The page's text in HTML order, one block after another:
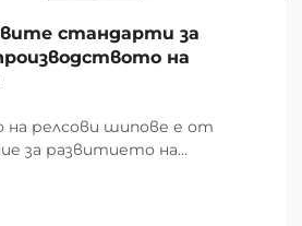
стандарти за
на
релсови шипове е от
за развитието на
безопасността и